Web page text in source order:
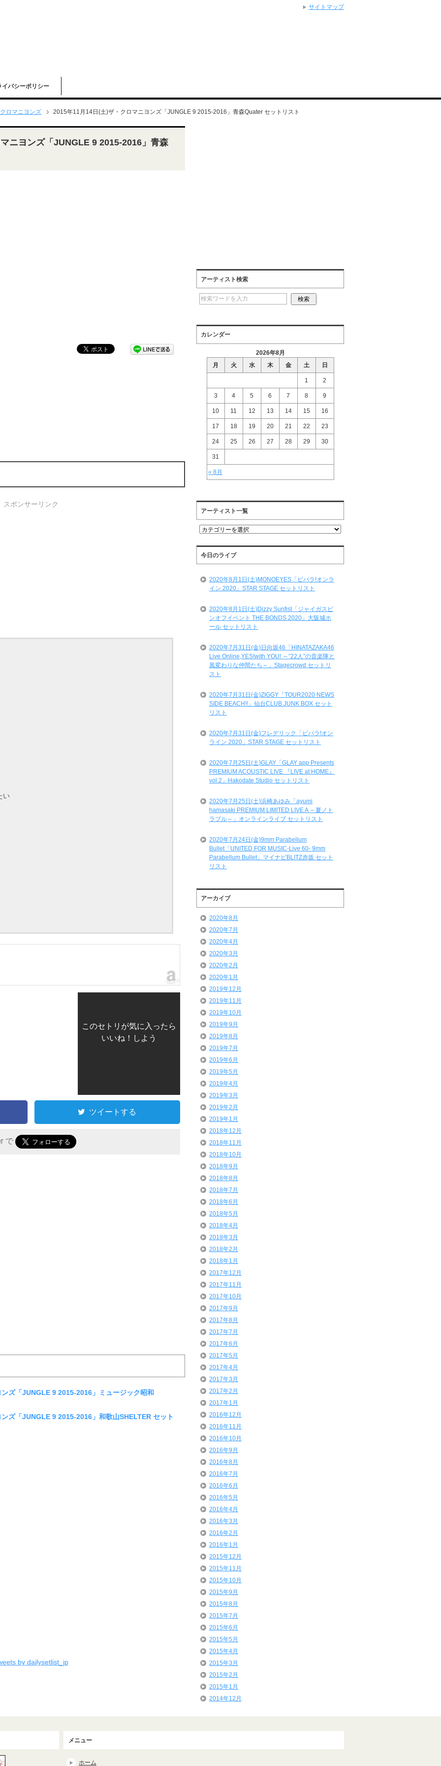
イバシーポリシー
ロマニヨンズ 2015年11月14日(土)ザ・クロマニヨンズ「JUNGLE 9 2015-2016」青森Quater セットリスト
ニヨンズ「JUNGLE 9 2015-2016」青森
スポンサーリンク
い
このセトリが気に入ったら
いいね！しよう
ツイートする
で
ズ「JUNGLE 9 2015-2016」ミュージック昭和
ズ「JUNGLE 9 2015-2016」和歌山SHELTER セット
by dailysetlist_jp
アーティスト検索
カレンダー
2026年8月
月
火 水 木 金 土 日
« 8月
1 2
3 4 5 6 7 8 9
10 11 12 13 14 15 16
17 18 19 20 21 22 23
24 25 26 27 28 29 30
31
アーティスト一覧
ア
テ
ィ
ス
一
今日のライブ
2020年8月1日(土)MONOEYES「ビバラ!オンラ
イン 2020」STAR STAGE セットリスト
2020年8月1日(土)Dizzy Sunfist「ジャイガスピ
ンオフイベント THE BONDS 2020」大阪城ホ
ール セットリスト
2020年7月31日(金)日向坂46「HINATAZAKA46
Live Online,YES!with YOU! ～”22人”の音楽隊と
風変わりな仲間たち～」Stagecrowd セットリ
スト
2020年7月31日(金)ZIGGY「TOUR2020 NEWS
SIDE BEACH!!」仙台CLUB JUNK BOX セット
リスト
2020年7月31日(金)フレデリック「ビバラ!オン
ライン 2020」STAR STAGE セットリスト
2020年7月25日(土)GLAY「GLAY app Presents
PREMIUM ACOUSTIC LIVE 『LIVE at HOME』
vol.2」Hakodate Studio セットリスト
2020年7月25日(土)浜崎あゆみ「ayumi
hamasaki PREMIUM LIMITED LIVE A ～夏ノト
ラブル～」オンラインライブ セットリスト
2020年7月24日(金)9mm Parabellum
Bullet「UNITED FOR MUSIC-Live 60- 9mm
Parabellum Bullet」マイナビBLITZ赤坂 セット
リスト
アーカイブ
2020年8月
2020年7月
2020年4月
2020年3月
2020年2月
2020年1月
2019年12月
2019年11月
2019年10月
2019年9月
2019年8月
2019年7月
2019年6月
2019年5月
2019年4月
2019年3月
2019年2月
2019年1月
2018年12月
2018年11月
2018年10月
2018年9月
2018年8月
2018年7月
2018年6月
2018年5月
2018年4月
2018年3月
2018年2月
2018年1月
2017年12月
2017年11月
2017年10月
2017年9月
2017年8月
2017年7月
2017年6月
2017年5月
2017年4月
2017年3月
2017年2月
2017年1月
2016年12月
2016年11月
2016年10月
2016年9月
2016年8月
2016年7月
2016年6月
2016年5月
2016年4月
2016年3月
2016年2月
2016年1月
2015年12月
2015年11月
2015年10月
2015年9月
2015年8月
2015年7月
2015年6月
2015年5月
2015年4月
2015年3月
2015年2月
2015年1月
2014年12月
メニュー
ホーム
サイトマップ